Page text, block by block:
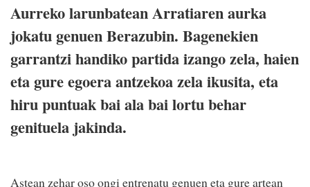
Aurreko larunbatean Arratiaren aurka
jokatu genuen Berazubin. Bagenekien
garrantzi handiko partida izango zela, haien
eta gure egoera antzekoa zela ikusita, eta
hiru puntuak bai ala bai lortu behar
genituela jakinda.
Astean zehar oso ongi entrenatu genuen eta gure artean